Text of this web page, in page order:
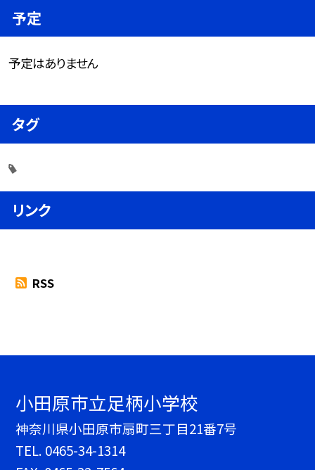
予定
予定はありません
タグ
リンク
RSS
小田原市立足柄小学校
神奈川県小田原市扇町三丁目21番7号
TEL. 0465-34-1314